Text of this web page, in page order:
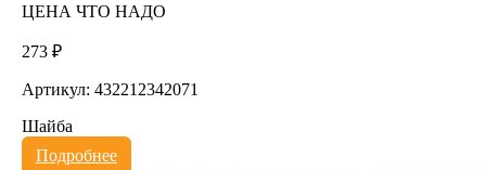
ЦЕНА ЧТО НАДО
273 ₽
Артикул: 432212342071
Шайба
Подробнее